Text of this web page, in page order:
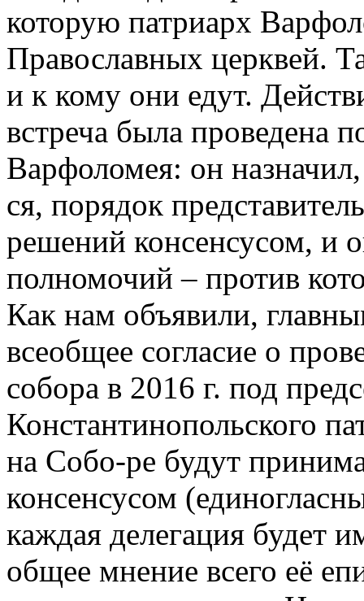
которую патриарх
Православных церквей.
и к кому они едут.
встреча была проведена
Варфоломея: он
ся, порядок
решений консенсусом, и
полномочий – против
Как нам объявили,
всеобщее согласие о
собора в 2016 г. под
Константинопольского
на Собо-ре будут
консенсусом
каждая делегация будет
общее мнение всего её